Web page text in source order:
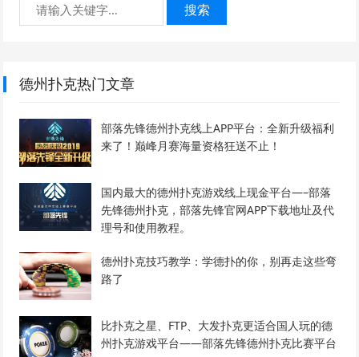
搜索
德州扑克热门文章
部落先锋德州扑克线上APP平台：全新升级福利
来了！巅峰月赛海量资格狂送不止！
国内最大的德州扑克游戏线上现金平台—–部落
先锋德州扑克，部落先锋官网APP下载地址及代
理号和使用教程。
德州扑克技巧教学：学德扑的你，别再走这些弯
路了
比扑克之星、FTP、大发扑克更适合国人玩的德
州扑克游戏平台——部落先锋德州扑克比赛平台